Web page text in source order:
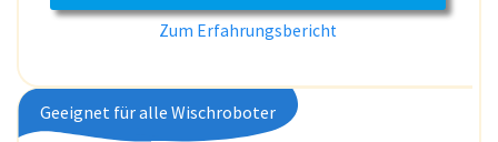
Zum Erfahrungsbericht
Geeignet für alle Wischroboter